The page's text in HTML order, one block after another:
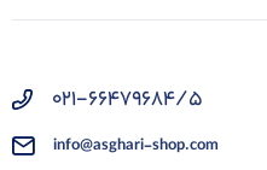
021-66479684/5
info@asghari-shop.com